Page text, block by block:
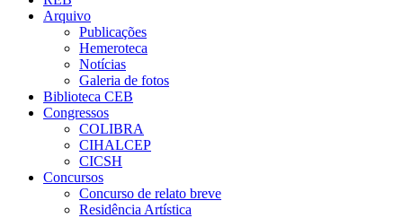
Arquivo
Publicações
Hemeroteca
Notícias
Galeria de fotos
Biblioteca CEB
Congressos
COLIBRA
CIHALCEP
CICSH
Concursos
Concurso de relato breve
Residência Artística